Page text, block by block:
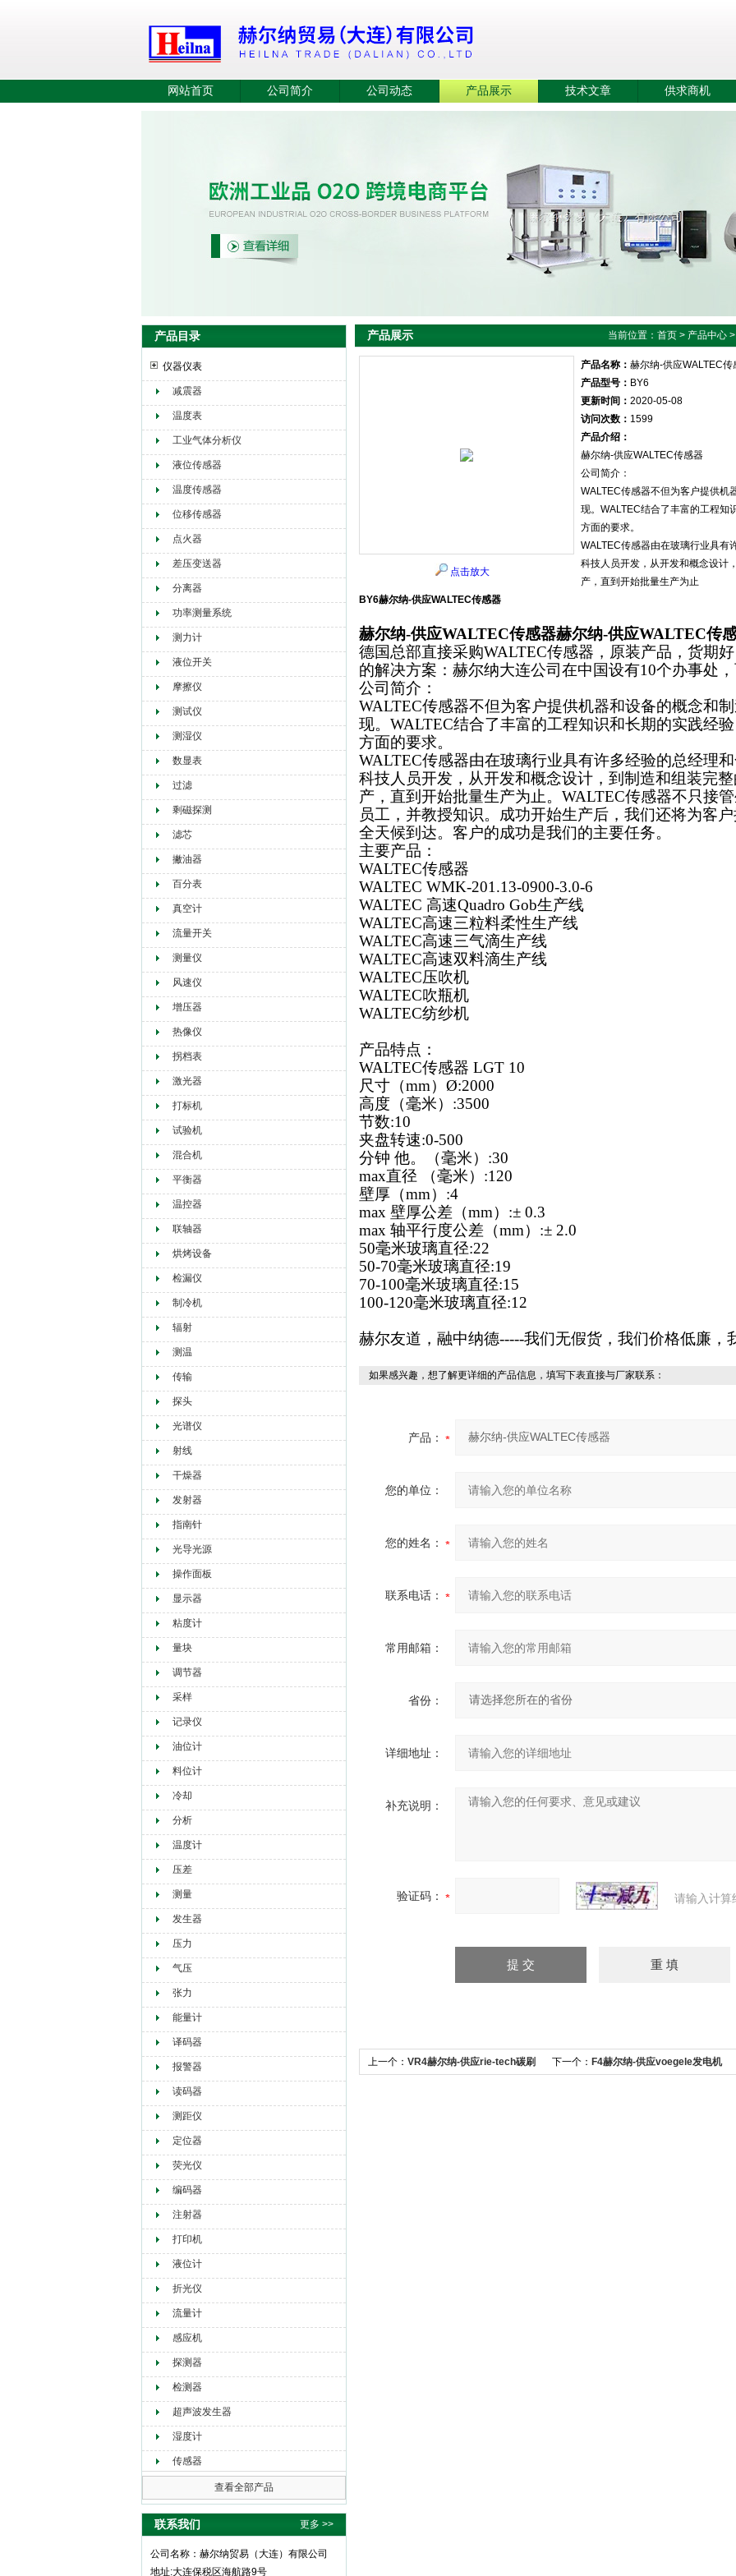
赫尔纳贸易（大连）有限公司
网站首页 公司简介 公司动态 产品展示 技术文章 供求商机
产品目录
仪器仪表
减震器
温度表
工业气体分析仪
液位传感器
温度传感器
位移传感器
点火器
差压变送器
分离器
功率测量系统
测力计
液位开关
摩擦仪
测试仪
测湿仪
数显表
过滤
剩磁探测
滤芯
撇油器
百分表
真空计
流量开关
测量仪
风速仪
增压器
热像仪
拐档表
激光器
打标机
试验机
混合机
平衡器
温控器
联轴器
烘烤设备
检漏仪
制冷机
辐射
测温
传输
探头
光谱仪
射线
干燥器
发射器
指南针
光导光源
操作面板
显示器
粘度计
量块
调节器
采样
记录仪
油位计
料位计
冷却
分析
温度计
压差
测量
发生器
压力
气压
张力
能量计
译码器
报警器
读码器
测距仪
定位器
荧光仪
编码器
注射器
打印机
液位计
折光仪
流量计
感应机
探测器
检测器
超声波发生器
湿度计
传感器
查看全部产品
联系我们 更多 >>
公司名称：赫尔纳贸易（大连）有限公司
地址:大连保税区海航路9号
产品展示 当前位置： 首页 > 产品中心 >
点击放大
产品名称： 赫尔纳-供应WALTEC传
产品型号： BY6
更新时间： 2020-05-08
访问次数： 1599
产品介绍：
赫尔纳-供应WALTEC传感器
公司简介：
WALTEC传感器不但为客户提供机
现。WALTEC结合了丰富的工程知
方面的要求。
WALTEC传感器由在玻璃行业具有
科技人员开发，从开发和概念设计
产，直到开始批量生产为止
BY6赫尔纳-供应WALTEC传感器
赫尔纳-供应WALTEC传感器赫尔纳-供应WALTEC传
德国总部直接采购WALTEC传感器，原装产品，货期
的解决方案：赫尔纳大连公司在中国设有10个办事处
公司简介：
WALTEC传感器不但为客户提供机器和设备的概念和
现。WALTEC结合了丰富的工程知识和长期的实践经
方面的要求。
WALTEC传感器由在玻璃行业具有许多经验的总经理
科技人员开发，从开发和概念设计，到制造和组装完
产，直到开始批量生产为止。WALTEC传感器不只接
员工，并教授知识。成功开始生产后，我们还将为客
全天候到达。客户的成功是我们的主要任务。
主要产品：
WALTEC传感器
WALTEC WMK-201.13-0900-3.0-6
WALTEC 高速Quadro Gob生产线
WALTEC高速三粒料柔性生产线
WALTEC高速三气滴生产线
WALTEC高速双料滴生产线
WALTEC压吹机
WALTEC吹瓶机
WALTEC纺纱机
产品特点：
WALTEC传感器 LGT 10
尺寸（mm）Ø:2000
高度（毫米）:3500
节数:10
夹盘转速:0-500
分钟 他。（毫米）:30
max直径 （毫米）:120
壁厚（mm）:4
max 壁厚公差（mm）:± 0.3
max 轴平行度公差（mm）:± 2.0
50毫米玻璃直径:22
50-70毫米玻璃直径:19
70-100毫米玻璃直径:15
100-120毫米玻璃直径:12
赫尔友道，融中纳德-----我们无假货，我们价格低廉，
如果感兴趣，想了解更详细的产品信息，填写下表直接与厂家联系：
产品：
您的单位：
您的姓名：
联系电话：
常用邮箱：
省份：
详细地址：
补充说明：
验证码： 请输入计算
上一个： VR4赫尔纳-供应rie-tech碳刷 下一个： F4赫尔纳-供应voegele发电机